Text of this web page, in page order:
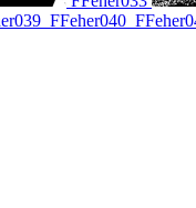
FFeher040